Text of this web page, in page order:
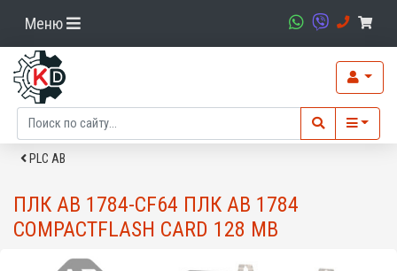
Меню
PLC AB
ПЛК AB 1784-CF64 ПЛК AB 1784
COMPACTFLASH CARD 128 MB